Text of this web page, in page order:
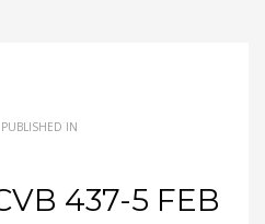
PUBLISHED IN
437-5 FEB